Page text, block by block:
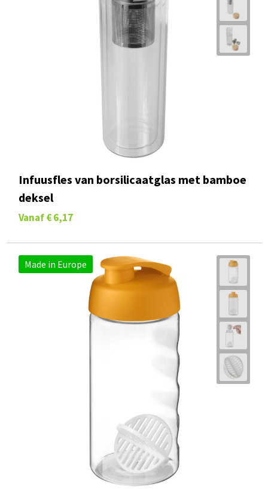
Infuusfles van borsilicaatglas met bamboe
deksel
Vanaf € 6,17
Made in Europe